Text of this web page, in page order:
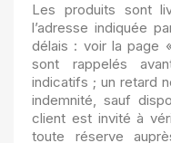
Les produits sont
l’adresse indiquée
délais : voir la page
sont rappelés
indicatifs ; un retard
indemnité, sauf
client est invité à
toute réserve